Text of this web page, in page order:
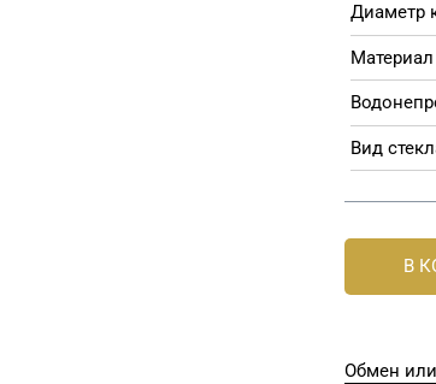
Диаметр
Материал
Вид
В
Обмен